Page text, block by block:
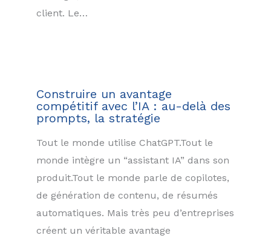
client. Le…
Construire un avantage
compétitif avec l’IA : au-delà des
prompts, la stratégie
Tout le monde utilise ChatGPT.Tout le
monde intègre un “assistant IA” dans son
produit.Tout le monde parle de copilotes,
de génération de contenu, de résumés
automatiques. Mais très peu d’entreprises
créent un véritable avantage